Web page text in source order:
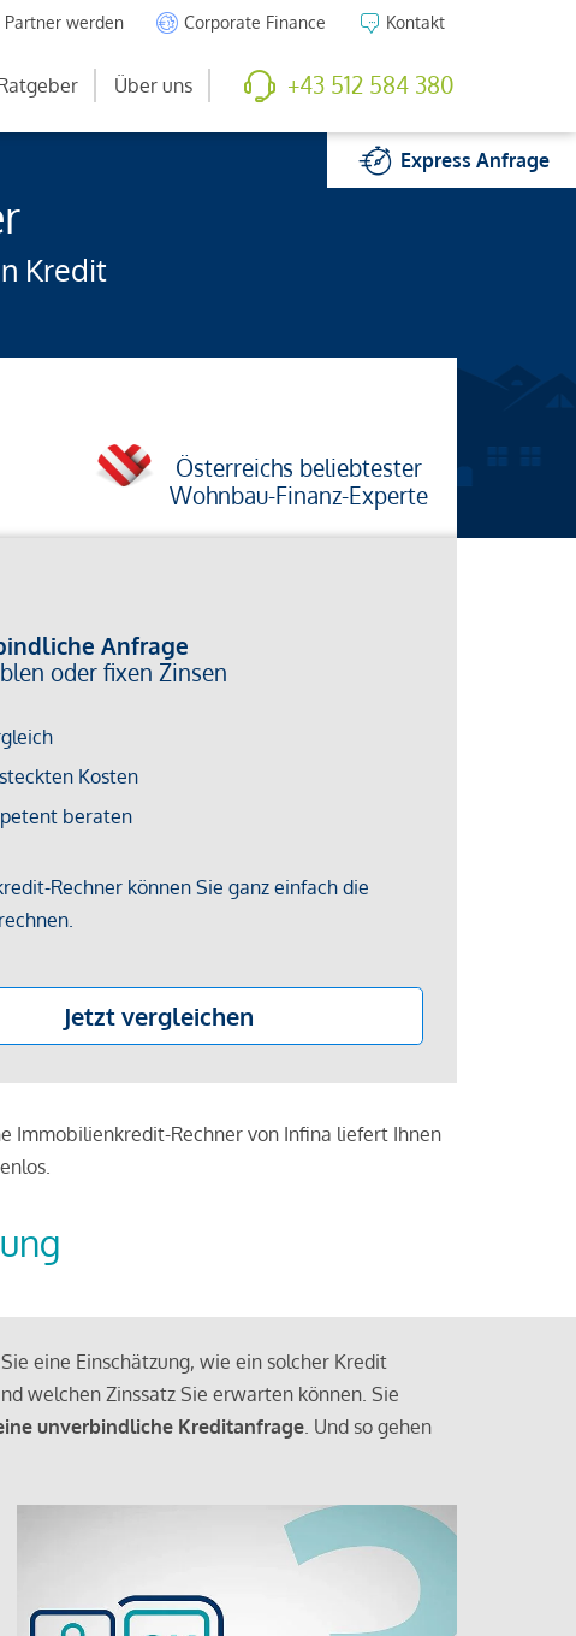
Partner werden Corporate Finance Kontakt
Über uns +43 512 584 380
ExpressAnfrage
Kredit
Österreichs beliebtester
Wohnbau-Finanz-Experte
Immobilienkredit-Rechner von Infina liefert Ihnen
eine Einschätzung, wie ein solcher Kredit
welchen Zinssatz Sie erwarten können. Sie
unverbindliche Kreditanfrage. Und so gehen